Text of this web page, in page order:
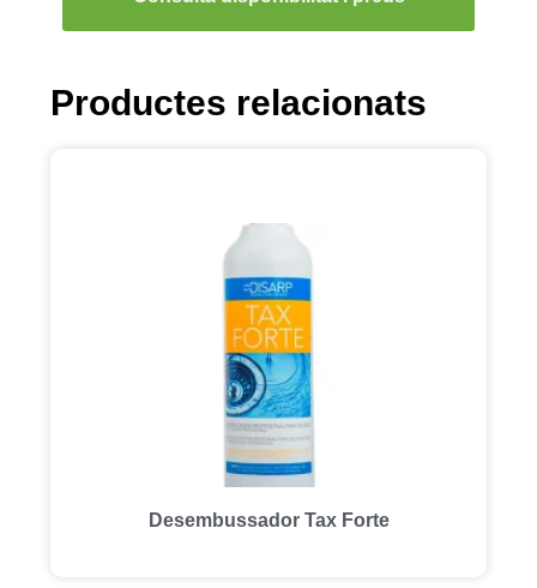
Productes relacionats
Desembussador Tax Forte